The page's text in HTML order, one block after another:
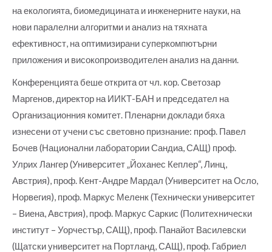
на екологията, биомедицината и инженерните науки, на
нови паралелни алгоритми и анализ на тяхната
ефективност, на оптимизирани суперкомпютърни
приложения и високопроизводителен анализ на данни.
Конференцията беше открита от чл. кор. Светозар
Маргенов, директор на ИИКТ-БАН и председател на
Организационния комитет. Пленарни доклади бяха
изнесени от учени със световно признание: проф. Павел
Бочев (Национални лаборатории Сандиа, САЩ) проф.
Улрих Лангер (Университет „Йоханес Кеплер“, Линц,
Австрия), проф. Кент-Андре Мардал (Университет на Осло,
Норвегия), проф. Маркус Меленк (Технически университет
– Виена, Австрия), проф. Маркус Саркис (Политехнически
институт – Уорчестър, САЩ), проф. Панайот Василевски
(Щатски университет на Портланд, САЩ), проф. Габриел